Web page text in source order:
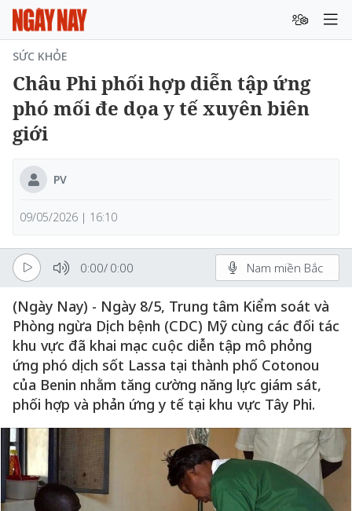
SỨC KHỎE
Châu Phi phối hợp diễn tập ứng
phó mối đe dọa y tế xuyên biên
giới
PV
09/05/2026 | 16:10
0:00/ 0:00 Nam miền Bắc
(Ngày Nay) - Ngày 8/5, Trung tâm Kiểm soát và
Phòng ngừa Dịch bệnh (CDC) Mỹ cùng các đối tác
khu vực đã khai mạc cuộc diễn tập mô phỏng
ứng phó dịch sốt Lassa tại thành phố Cotonou
của Benin nhằm tăng cường năng lực giám sát,
phối hợp và phản ứng y tế tại khu vực Tây Phi.